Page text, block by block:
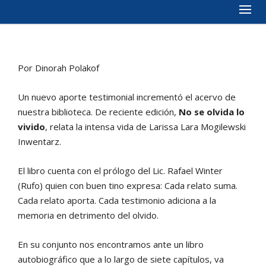
Por Dinorah Polakof
Un nuevo aporte testimonial incrementó el acervo de
nuestra biblioteca. De reciente edición, No se olvida lo
vivido, relata la intensa vida de Larissa Lara Mogilewski
Inwentarz.
El libro cuenta con el prólogo del Lic. Rafael Winter
(Rufo) quien con buen tino expresa: Cada relato suma.
Cada relato aporta. Cada testimonio adiciona a la
memoria en detrimento del olvido.
En su conjunto nos encontramos ante un libro
autobiográfico que a lo largo de siete capítulos, va